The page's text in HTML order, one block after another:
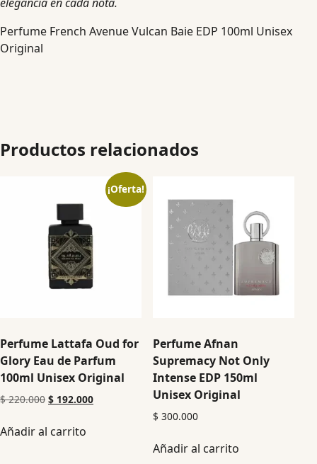
elegancia en cada nota.
Perfume French Avenue Vulcan Baie EDP 100ml Unisex
Original
Productos relacionados
¡Oferta!
Perfume Lattafa Oud for
Glory Eau de Parfum
100ml Unisex Original
$220.000 $ 192.000
Añadir al carrito
Perfume Afnan
Supremacy Not Only
Intense EDP 150ml
Unisex Original
$ 300.000
Añadir al carrito